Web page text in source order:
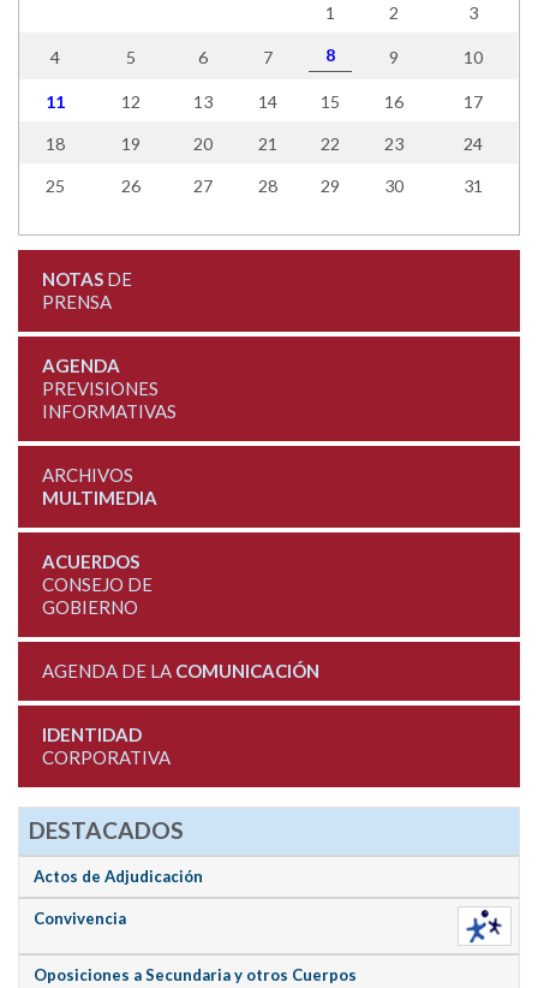
1 2 3
4 5 6 7 8 9 10
11 12 13 14 15 16 17
18 19 20 21 22 23 24
25 26 27 28 29 30 31
NOTASDE
PRENSA
AGENDA
PREVISIONES
INFORMATIVAS
ARCHIVOS
MULTIMEDIA
ACUERDOS
CONSEJO DE
GOBIERNO
AGENDA DE LA COMUNICACIÓN
IDENTIDAD
CORPORATIVA
DESTACADOS
Actos de Adjudicación
Convivencia
Oposiciones a Secundaria y otros Cuerpos